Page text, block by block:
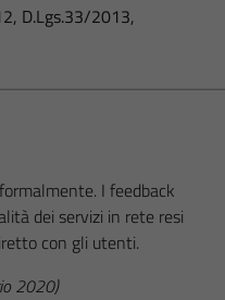
D.Lgs.33/2013,
I feedback
dei servizi in rete resi
con gli utenti.
2020)